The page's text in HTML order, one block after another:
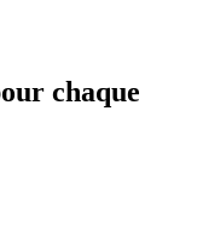
chaque